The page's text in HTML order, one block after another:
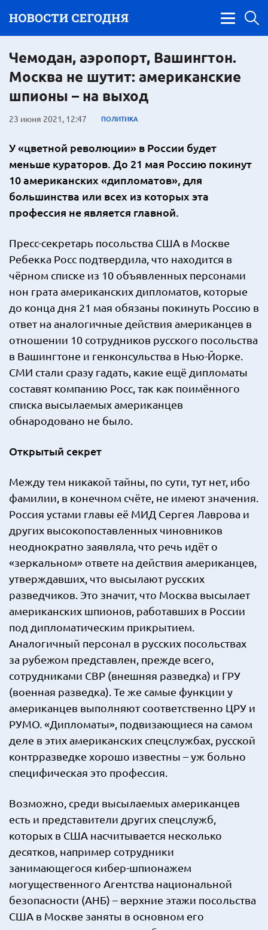
Чемодан, аэропорт, Вашингтон.
Москва не шутит: американские
шпионы – на выход
23 июня 2021, 12:47 ПОЛИТИКА
У «цветной революции» в России будет
меньше кураторов. До 21 мая Россию покинут
10 американских «дипломатов», для
большинства или всех из которых эта
профессия не является главной.
Пресс-секретарь посольства США в Москве
Ребекка Росс подтвердила, что находится в
чёрном списке из 10 объявленных персонами
нон грата американских дипломатов, которые
до конца дня 21 мая обязаны покинуть Россию в
ответ на аналогичные действия американцев в
отношении 10 сотрудников русского посольства
в Вашингтоне и генконсульства в Нью-Йорке.
СМИ стали сразу гадать, какие ещё дипломаты
составят компанию Росс, так как поимённого
списка высылаемых американцев
обнародовано не было.
Открытый секрет
Между тем никакой тайны, по сути, тут нет, ибо
фамилии, в конечном счёте, не имеют значения.
Россия устами главы её МИД Сергея Лаврова и
других высокопоставленных чиновников
неоднократно заявляла, что речь идёт о
«зеркальном» ответе на действия американцев,
утверждавших, что высылают русских
разведчиков. Это значит, что Москва высылает
американских шпионов, работавших в России
под дипломатическим прикрытием.
Аналогичный персонал в русских посольствах
за рубежом представлен, прежде всего,
сотрудниками СВР (внешняя разведка) и ГРУ
(военная разведка). Те же самые функции у
американцев выполняют соответственно ЦРУ и
РУМО. «Дипломаты», подвизающиеся на самом
деле в этих американских спецслужбах, русской
контрразведке хорошо известны – уж больно
специфическая это профессия.
Возможно, среди высылаемых американцев
есть и представители других спецслужб,
которых в США насчитывается несколько
десятков, например сотрудники
занимающегося кибер-шпионажем
могущественного Агентства национальной
безопасности (АНБ) – верхние этажи посольства
США в Москве заняты в основном его